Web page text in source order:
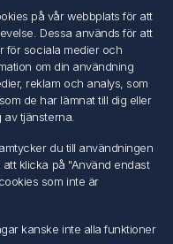
på vår webbplats för att
Dessa används för att
för sociala medier och
om din användning
reklam och analys, som
de har lämnat till dig eller
av tjänsterna.
du till användningen
klicka på "Använd endast
som inte är
kanske inte alla funktioner